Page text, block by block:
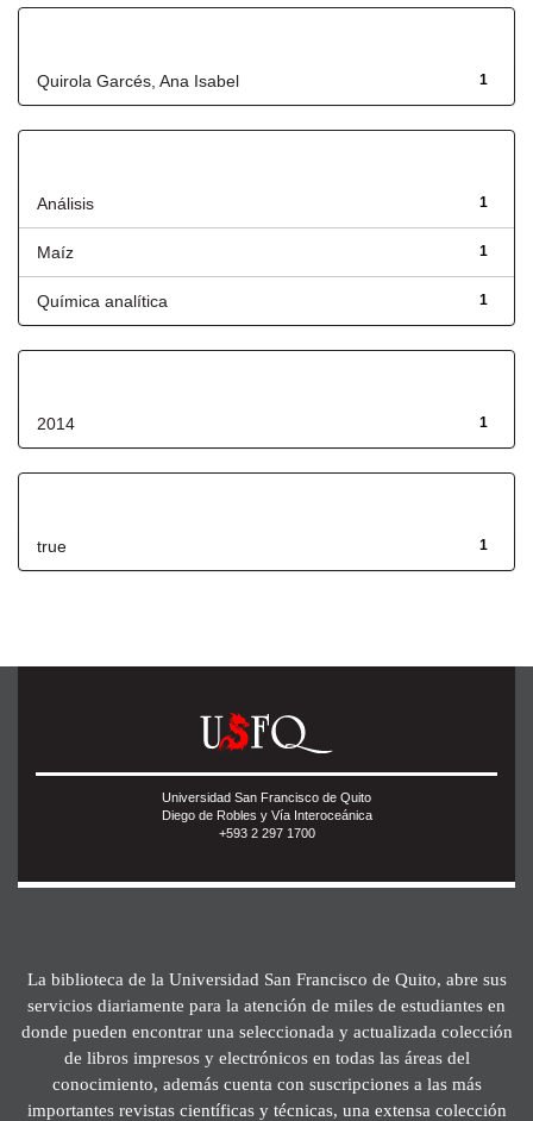
1
Quirola Garcés, Ana Isabel
1
Análisis
1
Maíz
1
Química analítica
1
2014
1
true
Universidad San Francisco de Quito
Diego de Robles y Vía Interoceánica
+593 2 297 1700
La biblioteca de la Universidad San Francisco de Quito, abre sus
servicios diariamente para la atención de miles de estudiantes en
donde pueden encontrar una seleccionada y actualizada colección
de libros impresos y electrónicos en todas las áreas del
conocimiento, además cuenta con suscripciones a las más
importantes revistas científicas y técnicas, una extensa colección